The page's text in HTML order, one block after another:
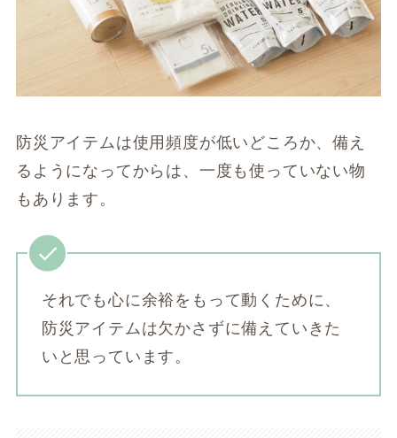
防災アイテムは使用頻度が低いどころか、備え
るようになってからは、一度も使っていない物
もあります。
それでも心に余裕をもって動くために、
防災アイテムは欠かさずに備えていきた
いと思っています。